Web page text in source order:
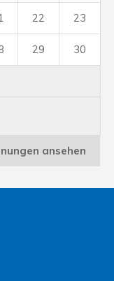
22 23
29 30
ansehen